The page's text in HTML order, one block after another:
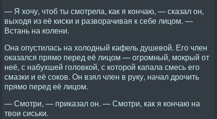
— Я хочу, чтоб ты смотрела, как я кончаю, — сказал он,
выходя из её киски и разворачивая к себе лицом. —
Встань на колени.
Она опустилась на холодный кафель душевой. Его член
оказался прямо перед её лицом — огромный, мокрый от
неё, с набухшей головкой, с которой капала смесь его
смазки и её соков. Он взял член в руку, начал дрочить
прямо перед её лицом.
— Смотри, — приказал он. — Смотри, как я кончаю на
твои сиськи.